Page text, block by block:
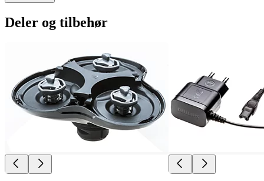
Deler og tilbehør